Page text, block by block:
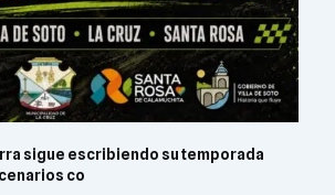
sigue escribiendo su temporada
co